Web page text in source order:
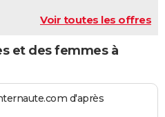
Voir toutes les offres
et des femmes à
d'après